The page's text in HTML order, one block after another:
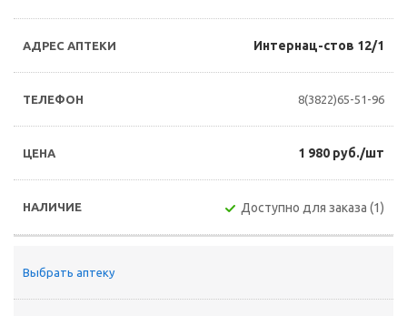
Интернац-стов 12/1
8(3822)65-51-96
1 980 руб./шт
Доступно для заказа (1)
Выбрать аптеку